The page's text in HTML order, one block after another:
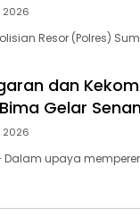
2026
Resor (Polres)
dan
Gelar
2026
Dalam upaya